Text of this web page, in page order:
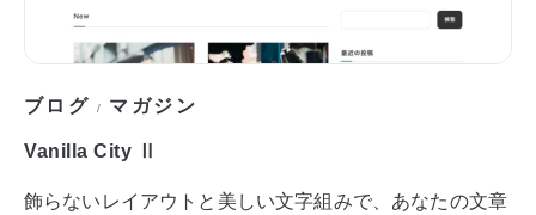
ブログ / マガジン
Vanilla City Ⅱ
飾らないレイアウトと美しい文字組みで、あなたの文章